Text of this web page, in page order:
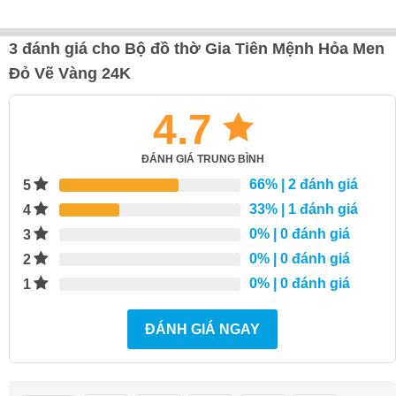
3 đánh giá cho Bộ đồ thờ Gia Tiên Mệnh Hỏa Men
Đỏ Vẽ Vàng 24K
4.7
ĐÁNH GIÁ TRUNG BÌNH
5 66% | 2 đánh giá
4
33% | 1 đánh giá
3
0% | 0 đánh giá
2
0% | 0 đánh giá
1
0% | 0 đánh giá
ĐÁNH GIÁ NGAY